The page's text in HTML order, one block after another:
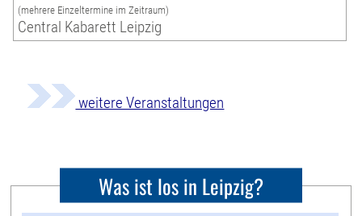
(mehrere Einzeltermine im Zeitraum)
Central Kabarett Leipzig
weitere Veranstaltungen
Was ist los in Leipzig?